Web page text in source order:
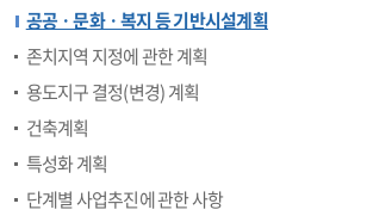
공공ㆍ문화ㆍ복지 등 기반시설계획
존치지역 지정에 관한 계획
용도지구 결정(변경) 계획
건축계획
특성화 계획
단계별 사업추진에 관한 사항